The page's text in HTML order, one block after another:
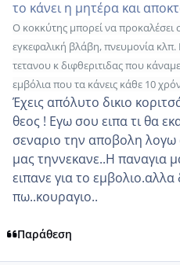
το κάνει η μητέρα και
Ο κοκκύτης μπορεί να προκαλέσει
εγκεφαλική βλάβη, πνευμονία κλπ.
τετανου κ διφθεριτιδας που
εμβόλια που τα κάνεις κάθε 10
Έχεις απόλυτο δικιο
θεος ! Εγω σου ειπα τι θα
σεναριο την αποβολη λογω
μας τηννεκανε..Η παναγια
ειπανε για το εμβολιο.αλλα
πω..κουραγιο..
Παράθεση